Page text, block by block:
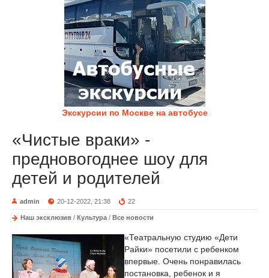
Экскурсии по Москве на автобусе
«Чистые враки» -
предновогоднее шоу для
детей и родителей
admin 20-12-2022, 21:38 22
Наш эксклюзив / Культура / Все новости
«Театральную студию «Дети
Райки» посетили с ребенком
впервые. Очень понравилась
постановка, ребенок и я